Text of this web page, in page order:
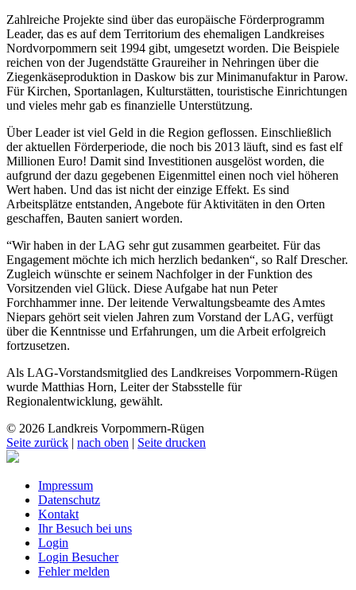
Zahlreiche Projekte sind über das europäische Förderprogramm
Leader, das es auf dem Territorium des ehemaligen Landkreises
Nordvorpommern seit 1994 gibt, umgesetzt worden. Die Beispiele
reichen von der Jugendstätte Graureiher in Nehringen über die
Ziegenkäseproduktion in Daskow bis zur Minimanufaktur in Parow.
Für Kirchen, Sportanlagen, Kulturstätten, touristische Einrichtungen
und vieles mehr gab es finanzielle Unterstützung.
Über Leader ist viel Geld in die Region geflossen. Einschließlich
der aktuellen Förderperiode, die noch bis 2013 läuft, sind es fast elf
Millionen Euro! Damit sind Investitionen ausgelöst worden, die
aufgrund der dazu gegebenen Eigenmittel einen noch viel höheren
Wert haben. Und das ist nicht der einzige Effekt. Es sind
Arbeitsplätze entstanden, Angebote für Aktivitäten in den Orten
geschaffen, Bauten saniert worden.
“Wir haben in der LAG sehr gut zusammen gearbeitet. Für das
Engagement möchte ich mich herzlich bedanken“, so Ralf Drescher.
Zugleich wünschte er seinem Nachfolger in der Funktion des
Vorsitzenden viel Glück. Diese Aufgabe hat nun Peter
Forchhammer inne. Der leitende Verwaltungsbeamte des Amtes
Niepars gehört seit vielen Jahren zum Vorstand der LAG, verfügt
über die Kenntnisse und Erfahrungen, um die Arbeit erfolgreich
fortzusetzen.
Als LAG-Vorstandsmitglied des Landkreises Vorpommern-Rügen
wurde Matthias Horn, Leiter der Stabsstelle für
Regionalentwicklung, gewählt.
© 2026 Landkreis Vorpommern-Rügen
Seite zurück | nach oben | Seite drucken
Impressum
Datenschutz
Kontakt
Ihr Besuch bei uns
Login
Login Besucher
Fehler melden